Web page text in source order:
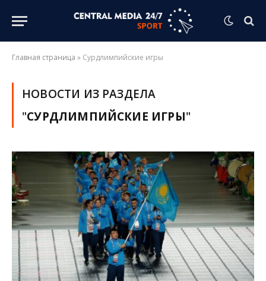
Главная страница » Сурдлимпийские игры
НОВОСТИ ИЗ РАЗДЕЛА
"СУРДЛИМПИЙСКИЕ ИГРЫ"